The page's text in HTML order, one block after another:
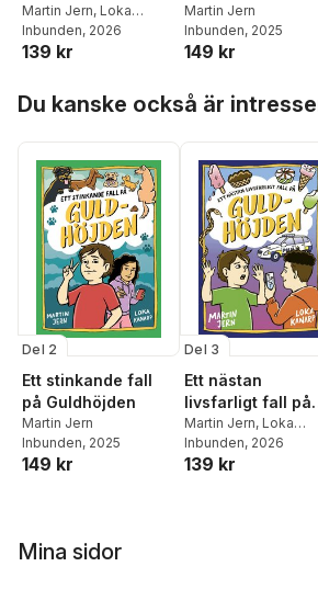
Guldhöjden
Martin Jern, Loka
Kanarp
Inbunden, 2026
139 kr
Martin Jern
Inbunden, 2025
149 kr
Du kanske också är
Del 2
Ett stinkande fall
på Guldhöjden
Martin Jern
Inbunden, 2025
149 kr
Del 3
Ett nästan
livsfarligt fall på
Guldhöjden
Martin Jern, Loka
Kanarp
Inbunden, 2026
139 kr
Mina sidor